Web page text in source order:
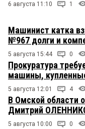
6 августа 11:10 1
Машинист катка
№967 долги и
5 августа 15:44 0
Прокуратура
машины,
5 августа 12:01 4
В Омской области
Дмитрий
5 августа 10:00 0